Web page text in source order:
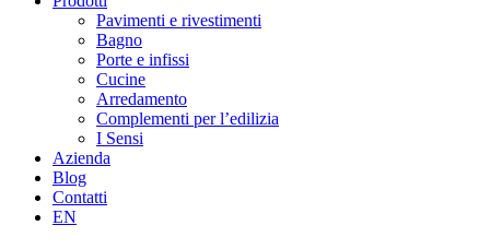
Pavimenti e rivestimenti
Bagno
Porte e infissi
Cucine
Arredamento
Complementi per l’edilizia
I Sensi
Azienda
Blog
Contatti
EN